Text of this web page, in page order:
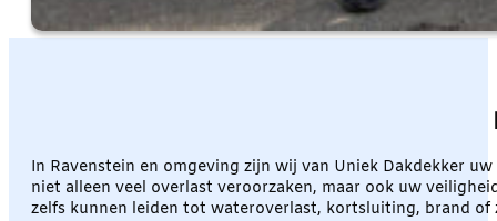
In Ravenstein en omgeving zijn wij van Uniek Dakdekker
niet alleen veel overlast veroorzaken, maar ook uw
zelfs kunnen leiden tot wateroverlast, kortsluiting, brand of